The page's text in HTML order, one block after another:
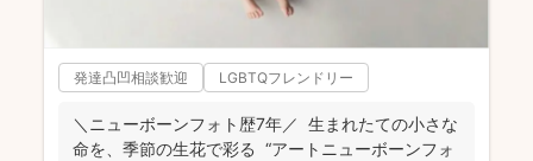
発達凸凹相談歓迎 LGBTQフレンドリー
＼ニューボーンフォト歴7年／ 生まれたての小さな
命を、季節の生花で彩る “アートニューボーンフォ